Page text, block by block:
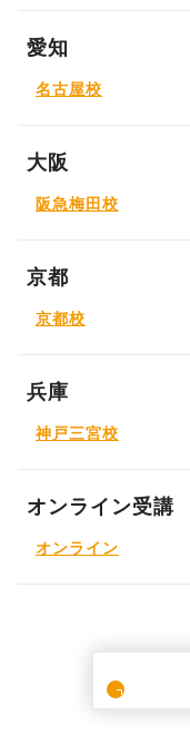
愛知
名古屋校
大阪
阪急梅田校
京都
京都校
兵庫
神戸三宮校
オンライン受講
オンライン